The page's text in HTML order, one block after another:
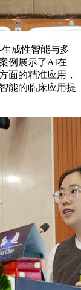
成性智能与多
例展示了AI在
面的精准应用，
能的临床应用提